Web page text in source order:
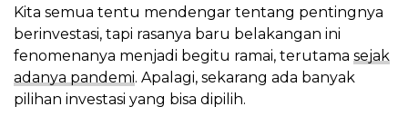
Kita semua tentu mendengar tentang pentingnya
berinvestasi, tapi rasanya baru belakangan ini
fenomenanya menjadi begitu ramai, terutama sejak
adanya pandemi. Apalagi, sekarang ada banyak
pilihan investasi yang bisa dipilih.